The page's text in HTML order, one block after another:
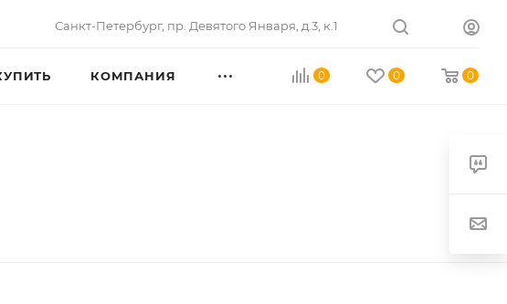
Санкт-Петербург, пр. Девятого Января, д.3, к.1
0 0 0
КОМПАНИЯ